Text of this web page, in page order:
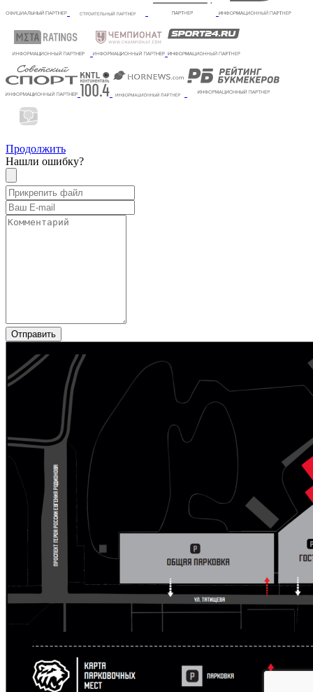
Продолжить
Нашли ошибку?